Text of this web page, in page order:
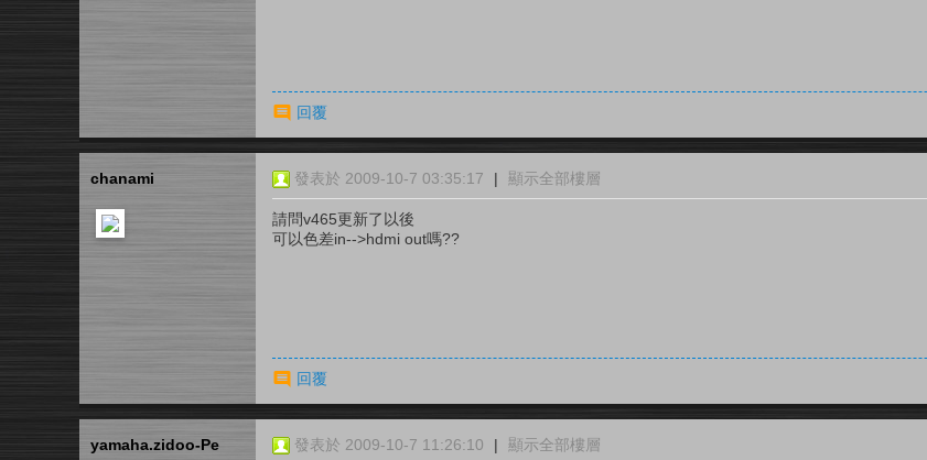
回覆
chanami 發表於 2009-10-7 03:35:17 | 顯示全部樓層
請問v465更新了以後
可以色差in-->hdmi out嗎??
回覆
yamaha.zidoo-Pe 發表於 2009-10-7 11:26:10 | 顯示全部樓層